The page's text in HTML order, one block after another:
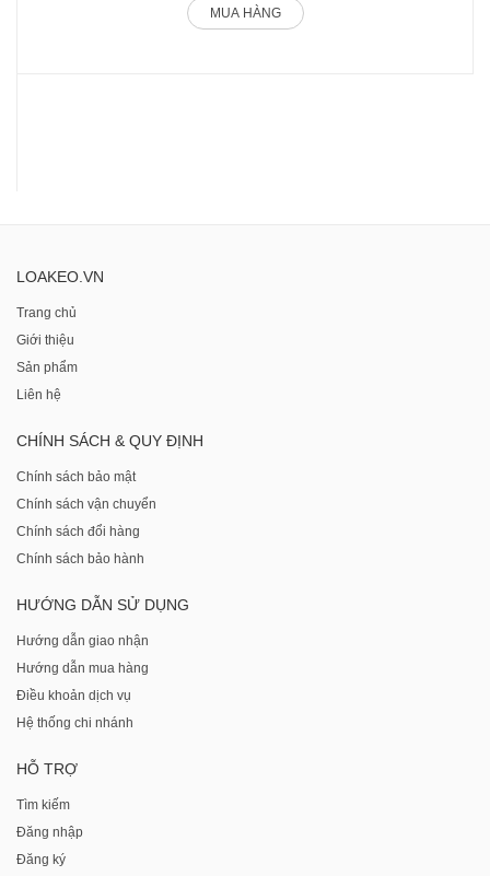
MUA HÀNG
LOAKEO.VN
Trang chủ
Giới thiệu
Sản phẩm
Liên hệ
CHÍNH SÁCH & QUY ĐỊNH
Chính sách bảo mật
Chính sách vận chuyển
Chính sách đổi hàng
Chính sách bảo hành
HƯỚNG DẪN SỬ DỤNG
Hướng dẫn giao nhận
Hướng dẫn mua hàng
Điều khoản dịch vụ
Hệ thống chi nhánh
HỖ TRỢ
Tìm kiếm
Đăng nhập
Đăng ký